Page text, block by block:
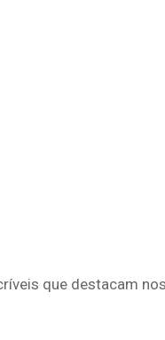
que destacam